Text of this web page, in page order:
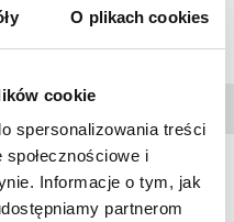
O plikach cookies
cookie
spersonalizowania treści
i
Informacje o tym, jak
partnerom
Zapytaj o produkt